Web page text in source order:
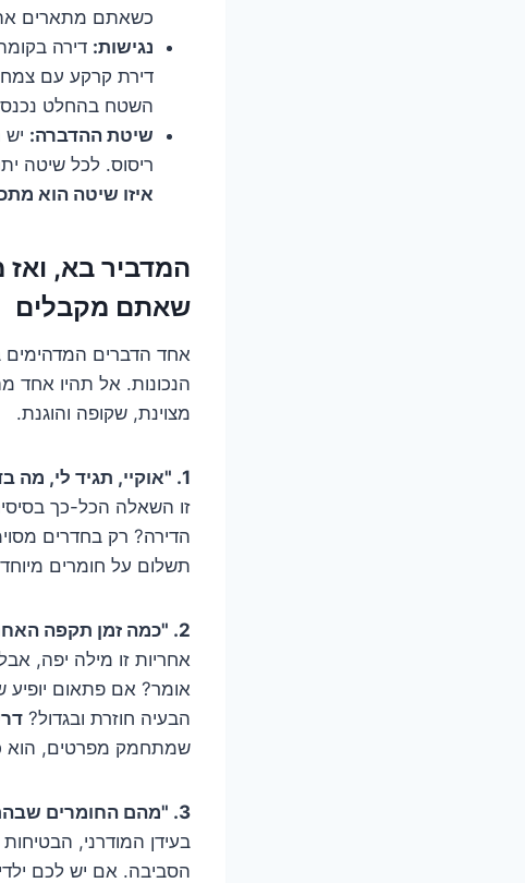
כשאתם מתארים
נגישות: דירה
דירת קרקע עם
השטח בהחלט
שיטת ההדברה: יש
ריסוס. לכל שיטה
איזו שיטה הוא
שאתם מקבלים
אחד הדברים
הנכונות. אל תהיו אחד
מצוינת, שקופה והוגנת.
1. "אוקיי, תגיד לי, מה בדיוק המחיר הזה כולל?"
זו השאלה הכל-כך
הדירה? רק בחדרים
תשלום על חומרים
2. "כמה זמן תקפה האחריות, ומה היא באמת מכסה?"
אומר? אם פתאום יופיע
הבעיה חוזרת ובגדול?
שמתחמק מפרטים, הוא
3. "מהם החומרים שבהם תשתמשו, והאם הם בטוחים לילדים ולחיות מחמד?"
בעידן המודרני,
הסביבה. אם יש לכם